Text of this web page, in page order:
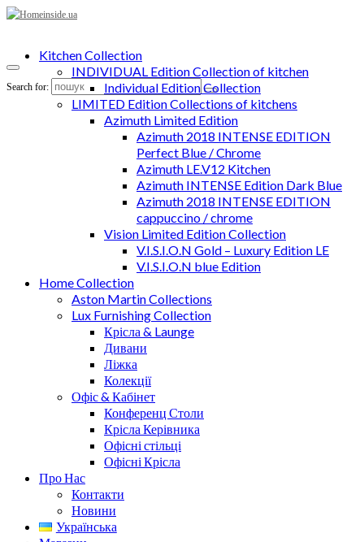
Search for:
Kitchen Collection
INDIVIDUAL Edition Collection of kitchen
Individual Edition Collection
LIMITED Edition Collections of kitchens
Azimuth Limited Edition
Azimuth 2018 INTENSE EDITION
Perfect Blue / Chrome
Azimuth LE.V12 Kitchen
Azimuth INTENSE Edition Dark Blue
Azimuth 2018 INTENSE EDITION
cappuccino / chrome
Vision Limited Edition Collection
V.I.S.I.O.N Gold – Luxury Edition LE
V.I.S.I.O.N blue Edition
Home Collection
Aston Martin Collections
Lux Furnishing Collection
Крісла & Launge
Дивани
Ліжка
Колекції
Офіс & Кабінет
Конференц Столи
Крісла Керівника
Офісні стільці
Офісні Крісла
Про Нас
Контакти
Новини
Українська